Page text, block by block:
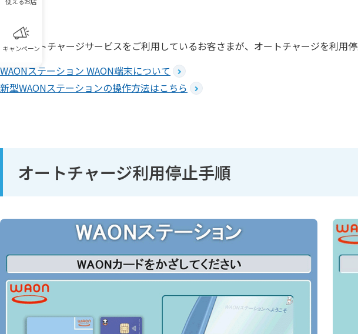
キャンペーン
現在オートチャージサービスをご利用しているお客さまが、オートチャージを利用停
WAONステーション WAON端末について
新型WAONステーションの操作方法はこちら
オートチャージ利用停止手順